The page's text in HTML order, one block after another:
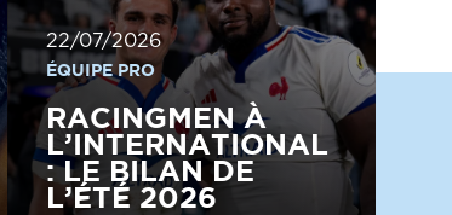
22/07/2026
ÉQUIPE PRO
RACINGMEN À
L’INTERNATIONAL
: LE BILAN DE
L’ÉTÉ 2026